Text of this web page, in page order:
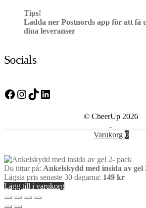
Tips!
Ladda ner Postnords app för att få
dina leveranser
Socials
Facebook
Instagram
TikTokLinkedIn
© CheerUp 2026
.
Varukorg 0
Du tittar på: Ankelskydd med insida av gel
Lägsta pris senaste 30 dagarna: 149 kr
Lägg till i varukorg